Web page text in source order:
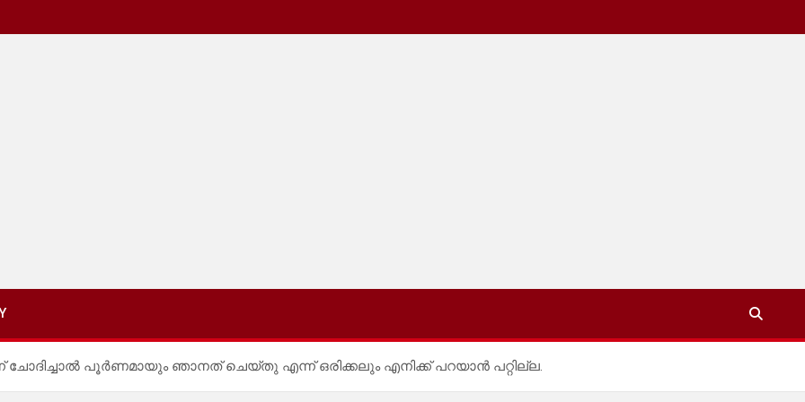
പൂർണമായും ഞാനത് ചെയ്തു എന്ന് ഒരിക്കലും എനിക്ക് പറയാൻ പറ്റില്ല.